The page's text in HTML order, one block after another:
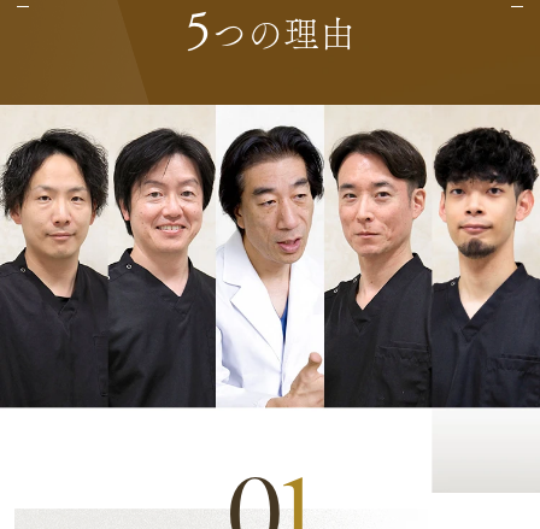
5 つの理由